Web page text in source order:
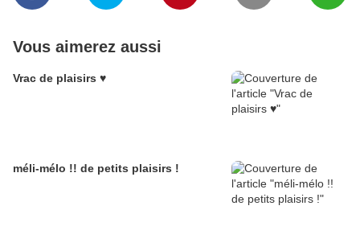
Vous aimerez aussi
Vrac de plaisirs ♥
méli-mélo !! de petits plaisirs !